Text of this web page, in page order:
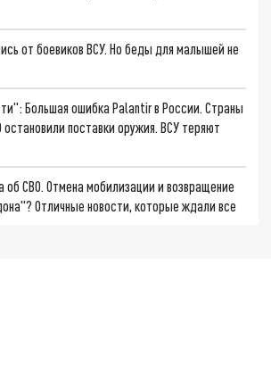
от боевиков ВСУ. Но беды для малышей не
Большая ошибка Palantir в России. Страны
остановили поставки оружия. ВСУ теряют
об СВО. Отмена мобилизации и возвращение
Отличные новости, которые ждали все